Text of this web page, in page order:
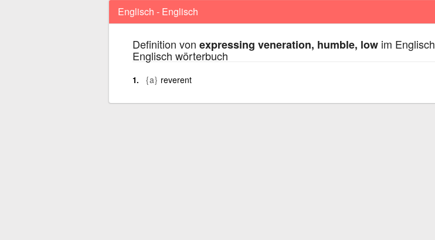
Englisch - Englisch
Definition von expressing veneration, humble, lowim Englisch
Englisch wörterbuch
{a} reverent